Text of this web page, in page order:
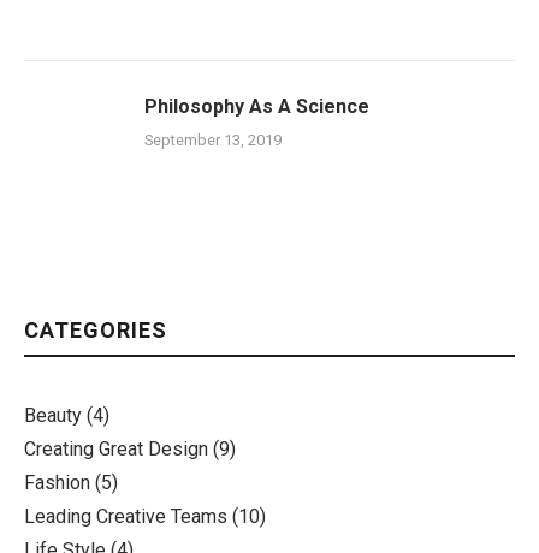
Philosophy As A Science
September 13, 2019
CATEGORIES
Beauty (4)
Creating Great Design (9)
Fashion (5)
Leading Creative Teams (10)